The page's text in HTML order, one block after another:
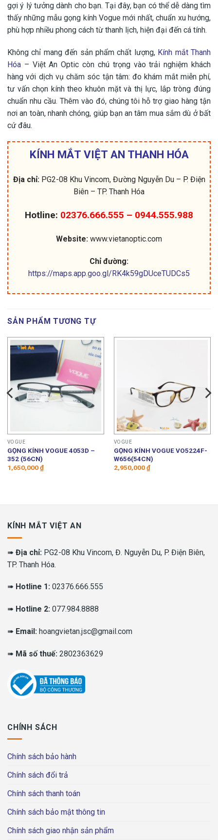
gợi ý lý tưởng dành cho bạn. Tại đây, bạn có thể dễ dàng tìm
thấy những mẫu gọng kính Vogue mới nhất, chuẩn xu hướng,
phù hợp nhiều phong cách từ thanh lịch, hiện đại đến cá tính.
Không chỉ mang đến sản phẩm chất lượng, Kính mắt Thanh
Hóa – Việt An Optic còn chú trọng vào trải nghiệm khách
hàng với dịch vụ chăm sóc tận tâm: đo khám mắt miễn phí,
tư vấn chọn kính theo khuôn mặt và thị lực, lắp tròng đúng
chuẩn nhu cầu. Thêm vào đó, chúng tôi hỗ trợ giao hàng tận
nơi an toàn, nhanh chóng, giúp bạn an tâm mua sắm dù ở bất
cứ đâu.
KÍNH MẮT VIỆT AN THANH HÓA
Địa chỉ:PG2-08 Khu Vincom, Đường Nguyễn Du – P. Điện
Biên – TP. Thanh Hóa
Hotline: 02376.666.555 – 0944.555.988
Website: www.vietanoptic.com
Chỉ đường:
https://maps.app.goo.gl/RK4k59gDUceTUDCs5
SẢN PHẨM TƯƠNG TỰ
VOGUE
GỌNG KÍNH VOGUE 4053D –
352 (56CN)
1,650,000₫
VOGUE
GỌNG KÍNH VOGUE VO5224F-
W656(54CN)
2,950,000₫
KÍNH MẮT VIỆT AN
➠ Địa chỉ: PG2-08 Khu Vincom, Đ. Nguyễn Du, P. Điện Biên,
TP. Thanh Hóa.
➠ Hotline 1: 02376.666.555
➠ Hotline 2: 077.984.8888
➠ Email: hoangvietan.jsc@gmail.com
➠ Mã số thuế: 2802363629
CHÍNH SÁCH
Chính sách bảo hành
Chính sách đổi trả
Chính sách thanh toán
Chính sách bảo mật thông tin
Chính sách giao nhận sản phẩm